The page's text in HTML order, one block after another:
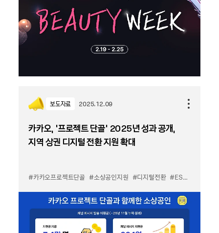
보도자료 2025.12.09
카카오, ‘프로젝트 단골’ 2025년 성과 공개,
지역 상권 디지털 전환 지원 확대
#카카오프로젝트단골 #소상공인지원 #디지털전환 #ESG